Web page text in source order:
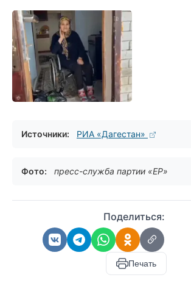
Источники: РИА «Дагестан»
Фото: пресс-служба партии «ЕР»
Поделиться:
Печать